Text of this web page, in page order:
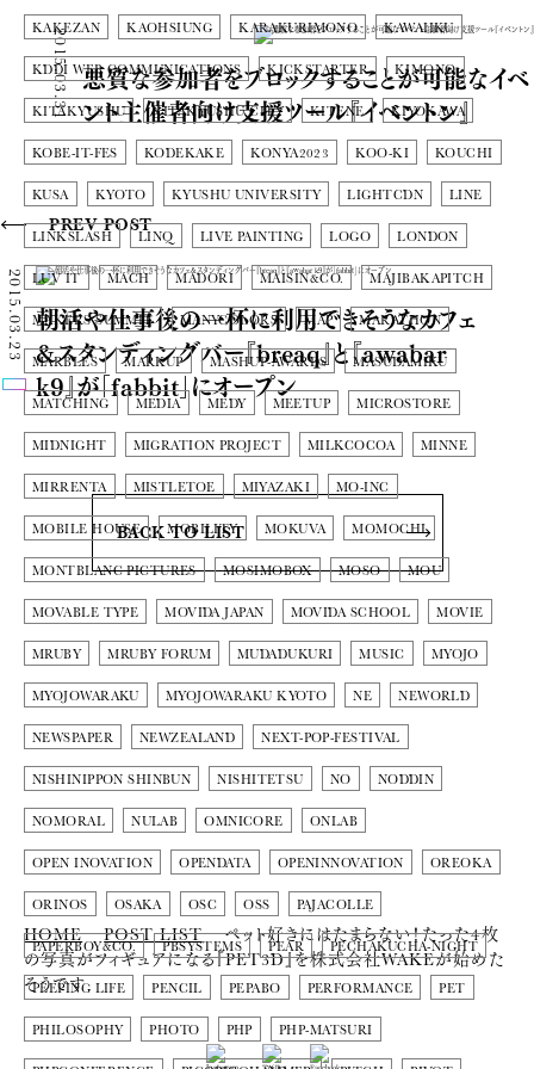
KAKEZAN KAOHSIUNG KARAKURIMONO KAWAIIKU
KDDI WEB COMMUNICATIONS KICKSTARTER KIMONO
KITAKYUSHU KITAKYUSHU CITY KITENE KIYOKAWA
KOBE-IT-FES KODEKAKE KONYA2023 KOO-KI KOUCHI
KUSA KYOTO KYUSHU UNIVERSITY LIGHTCDN LINE
LINKSLASH LINQ LIVE PAINTING LOGO LONDON
LUV IT MACH MADORI MAISIN&CO. MAJIBAKAPITCH
MAKERS SUMMIT MANYCOLORS MAP MARATHON
MARBLES MARKUP MASHUP-AWARDS MASUDAMIKU
MATCHING MEDIA MEDY MEETUP MICROSTORE
MIDNIGHT MIGRATION PROJECT MILKCOCOA MINNE
MIRRENTA MISTLETOE MIYAZAKI MO-INC
MOBILE HOUSE MOBILITY MOKUVA MOMOCHI
MONTBLANC PICTURES MOSIMOBOX MOSO MOU
MOVABLE TYPE MOVIDA JAPAN MOVIDA SCHOOL MOVIE
MRUBY MRUBY FORUM MUDADUKURI MUSIC MYOJO
MYOJOWARAKU MYOJOWARAKU KYOTO NE NEWORLD
NEWSPAPER NEWZEALAND NEXT-POP-FESTIVAL
NISHINIPPON SHINBUN NISHITETSU NO NODDIN
NOMORAL NULAB OMNICORE ONLAB
OPEN INOVATION OPENDATA OPENINNOVATION OREOKA
ORINOS OSAKA OSC OSS PAJACOLLE
PAPERBOY&CO. PBSYSTEMS PEAR PECHAKUCHA-NIGHT
PEEPING LIFE PENCIL PEPABO PERFORMANCE PET
PHILOSOPHY PHOTO PHP PHP-MATSURI
PREV POST
朝活や仕事後の一杯に利用できそうなカフェ
&スタンディングバー『breaq』と『awabar
k9』が「fabbit」にオープン
2015.03.23
悪質な参加者をブロックすることが可能なイベ
ント主催者向け支援ツール『イベントン』
2015.03.31
BACK TO LIST
HOME POST LIST
ペット好きにはたまらない！たった4枚
の写真がフィギュアになる『PET3D』を株式会社WAKEが始めた
そうです